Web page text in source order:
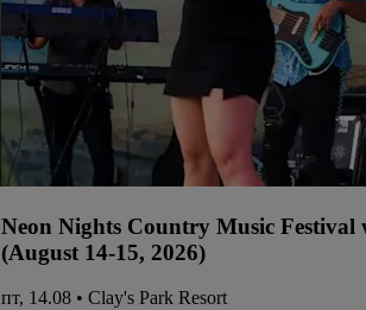
Neon Nights Country Music
(August 14-15, 2026)
пт, 14.08 • Clay's Park Resort